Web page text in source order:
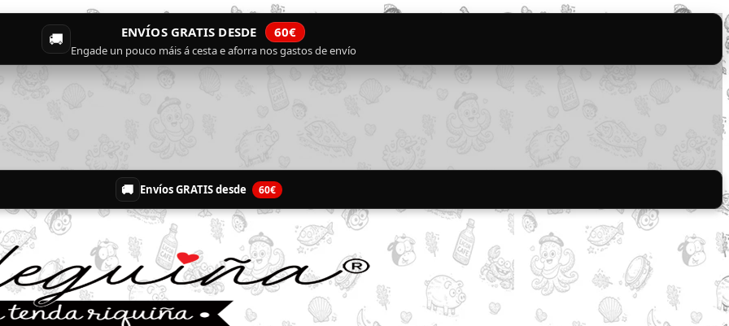
🚚 ENVÍOS GRATIS DESDE 60€
Engade un pouco máis á cesta e aforra nos gastos de envío
🚚 Envíos GRATIS desde 60€